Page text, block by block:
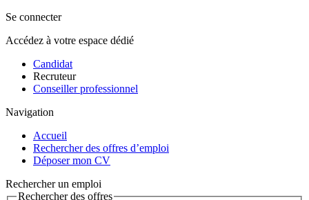
Se connecter
Accédez à votre espace dédié
Candidat
Recruteur
Conseiller professionnel
Navigation
Accueil
Rechercher des offres d’emploi
Déposer mon CV
Rechercher un emploi
Rechercher des offres